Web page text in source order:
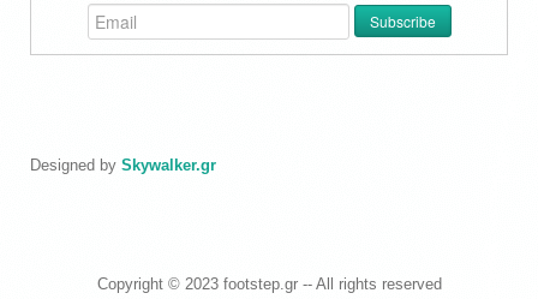
Designed by Skywalker.gr
Copyright © 2023 footstep.gr -- All rights reserved